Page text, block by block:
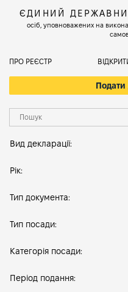
ЄДИНИЙ
осіб, уповноважених на
ПРО РЕЄСТР
Подати
Вид декларації:
Рік:
Тип документа:
Тип посади:
Категорія посади:
Період подання: